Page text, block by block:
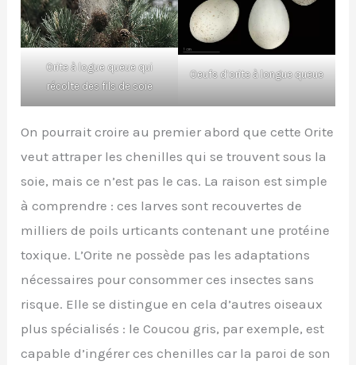
Orite à logue queue qui
récolte des fils de soie
Oeufs d’orite à longue queue
On pourrait croire au premier abord que cette Orite
veut attraper les chenilles qui se trouvent sous la
soie, mais ce n’est pas le cas. La raison est simple
à comprendre : ces larves sont recouvertes de
milliers de poils urticants contenant une protéine
toxique. L’Orite ne possède pas les adaptations
nécessaires pour consommer ces insectes sans
risque. Elle se distingue en cela d’autres oiseaux
plus spécialisés : le Coucou gris, par exemple, est
capable d’ingérer ces chenilles car la paroi de son